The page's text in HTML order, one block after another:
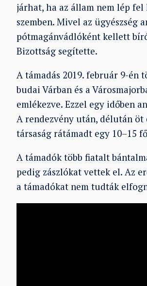
járhat, ha az állam nem lép
szemben. Mivel az ügyészség
pótmagánvádlóként kellett
Bizottság segítette.
A támadás 2019. február 9-
budai Várban és a
emlékezve. Ezzel egy időben
A rendezvény után, délután
társaság rátámadt egy 10–15
A támadók több fiatalt
pedig zászlókat vettek el. Az
a támadókat nem tudták